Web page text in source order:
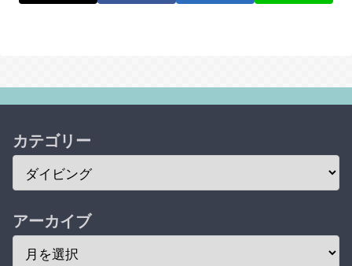
カテゴリー
アーカイブ